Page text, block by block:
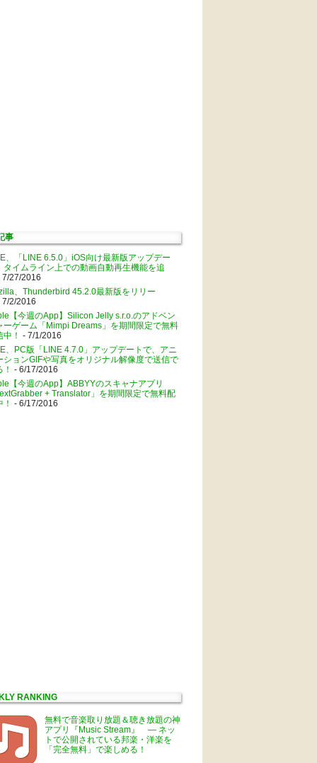
事
、「LINE 6.5.0」iOS向け最新版アップデー
タイムライン上での動画自動再生機能を追
27/2016
、Thunderbird 45.2.0最新版をリリー
2/2016
【今週のApp】Silicon Jelly s.r.o.のアドベン
ーゲーム「Mimpi Dreams」を期間限定で無料
中！ - 7/1/2016
、PC版「LINE 4.7.0」アップデートで、アニ
ションGIFや写真をオリジナル解像度で送信で
- 6/17/2016
【今週のApp】ABBYYのスキャナアプリ
+ Translator」を期間限定で無料配
- 6/17/2016
RANKING
無料で音楽取り放題＆聴き放題の神
アプリ『Music Stream』 ― ネッ
トで公開されている邦楽・洋楽を
「完全無料」で楽しめる！